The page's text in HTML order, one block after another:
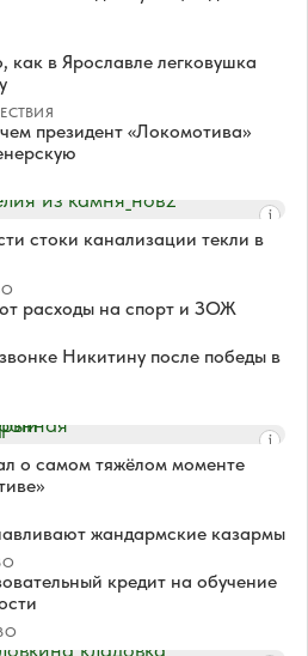
как в Ярославле легковушка
президент «Локомотива»
стоки канализации текли в
расходы на спорт и ЗОЖ
Никитину после победы в
о самом тяжёлом моменте
жандармские казармы
кредит на обучение